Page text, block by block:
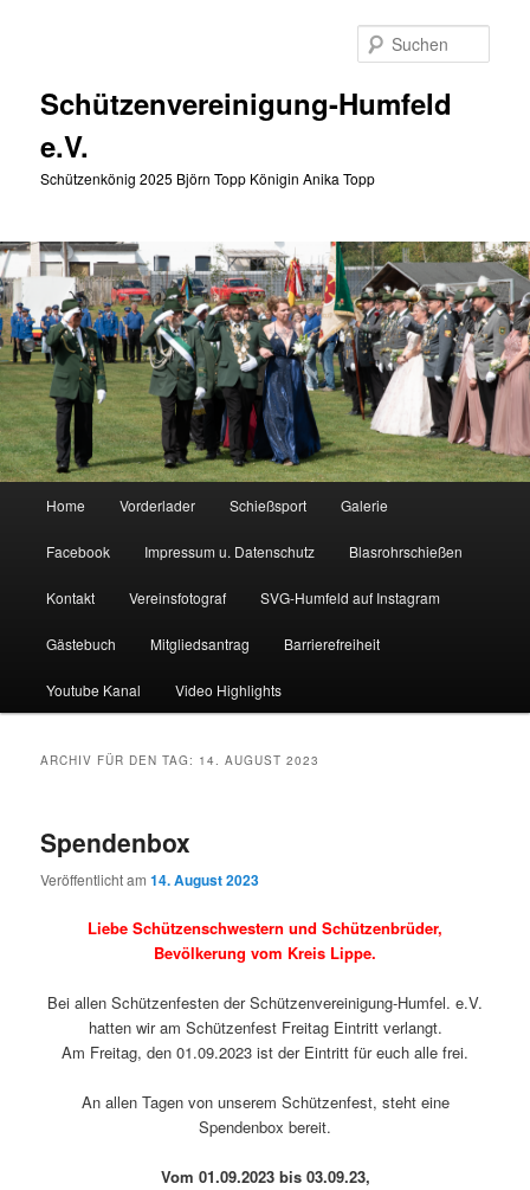
Schützenvereinigung-Humfeld
e.V.
Schützenkönig 2025 Björn Topp Königin Anika Topp
Home Vorderlader Schießsport Galerie
Facebook Impressum u. Datenschutz Blasrohrschießen
Kontakt Vereinsfotograf SVG-Humfeld auf Instagram
Gästebuch Mitgliedsantrag Barrierefreiheit
Youtube Kanal Video Highlights
ARCHIV FÜR DEN TAG: 14. AUGUST 2023
Spendenbox
Veröffentlicht am14. August 2023
Liebe Schützenschwestern und Schützenbrüder,
Bevölkerung vom Kreis Lippe.
Bei allen Schützenfesten der Schützenvereinigung-Humfel. e.V.
hatten wir am Schützenfest Freitag Eintritt verlangt.
Am Freitag, den 01.09.2023 ist der Eintritt für euch alle frei.
An allen Tagen von unserem Schützenfest, steht eine
Spendenbox bereit.
Vom 01.09.2023 bis 03.09.23,